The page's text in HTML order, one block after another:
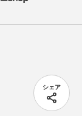
シェア